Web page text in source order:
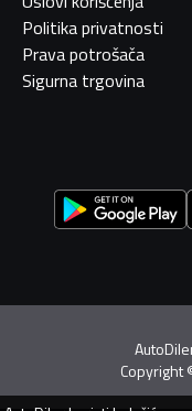
Politika privatnosti
Prava potrošača
Sigurna trgovina
Copyright